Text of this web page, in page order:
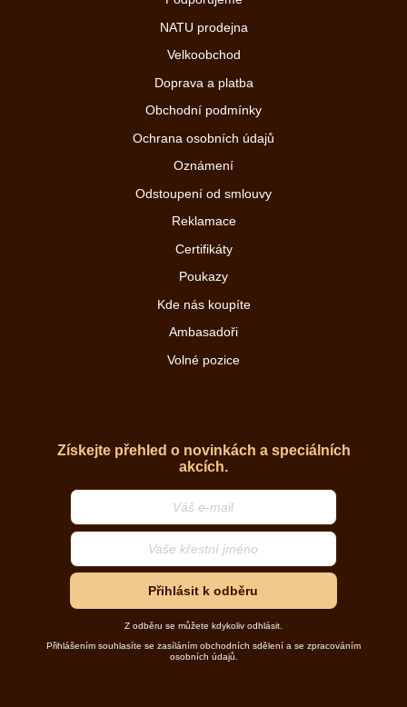
NATU prodejna
Velkoobchod
Doprava a platba
Obchodní podmínky
Ochrana osobních údajů
Oznámení
Odstoupení od smlouvy
Reklamace
Certifikáty
Poukazy
Kde nás koupíte
Ambasadoři
Volné pozice
Získejte přehled o novinkách a speciálních
akcích.
Přihlásit k odběru
Z odběru se můžete kdykoliv odhlásit.
Přihlášením souhlasíte se zasíláním obchodních sdělení a se zpracováním
osobních údajů.